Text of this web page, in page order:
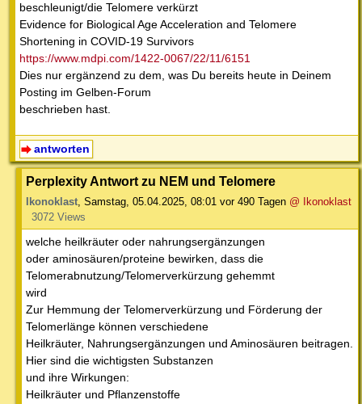
beschleunigt/die Telomere verkürzt
Evidence for Biological Age Acceleration and Telomere
Shortening in COVID-19 Survivors
https://www.mdpi.com/1422-0067/22/11/6151
Dies nur ergänzend zu dem, was Du bereits heute in Deinem
Posting im Gelben-Forum
beschrieben hast.
antworten
Perplexity Antwort zu NEM und Telomere
Ikonoklast, Samstag, 05.04.2025, 08:01 vor 490 Tagen @ Ikonoklast
3072 Views
welche heilkräuter oder nahrungsergänzungen
oder aminosäuren/proteine bewirken, dass die
Telomerabnutzung/Telomerverkürzung gehemmt
wird
Zur Hemmung der Telomerverkürzung und Förderung der
Telomerlänge können verschiedene
Heilkräuter, Nahrungsergänzungen und Aminosäuren beitragen.
Hier sind die wichtigsten Substanzen
und ihre Wirkungen:
Heilkräuter und Pflanzenstoffe